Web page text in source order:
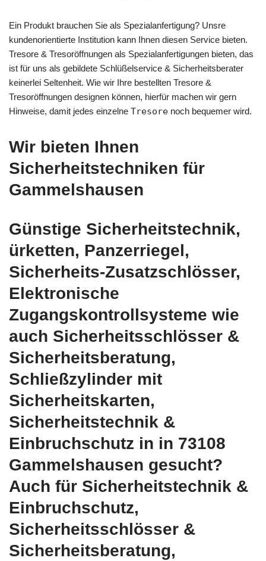
Ein Produkt brauchen Sie als Spezialanfertigung? Unsre
kundenorientierte Institution kann Ihnen diesen Service bieten.
Tresore & Tresoröffnungen als Spezialanfertigungen bieten, das
ist für uns als gebildete Schlüßelservice & Sicherheitsberater
keinerlei Seltenheit. Wie wir Ihre bestellten Tresore &
Tresoröffnungen designen können, hierfür machen wir gern
Hinweise, damit jedes einzelne Tresore noch bequemer wird.
Wir bieten Ihnen
Sicherheitstechniken für
Gammelshausen
Günstige Sicherheitstechnik,
ürketten, Panzerriegel,
Sicherheits-Zusatzschlösser,
Elektronische
Zugangskontrollsysteme wie
auch Sicherheitsschlösser &
Sicherheitsberatung,
Schließzylinder mit
Sicherheitskarten,
Sicherheitstechnik &
Einbruchschutz in in 73108
Gammelshausen gesucht?
Auch für Sicherheitstechnik &
Einbruchschutz,
Sicherheitsschlösser &
Sicherheitsberatung,